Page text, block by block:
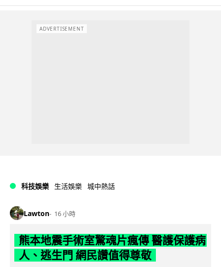
ADVERTISEMENT
科技娛樂 生活娛樂 城中熱話
Lawton 16 小時
熊本地震手術室驚魂片瘋傳 醫護保護病
人、逃生門 網民讚值得尊敬